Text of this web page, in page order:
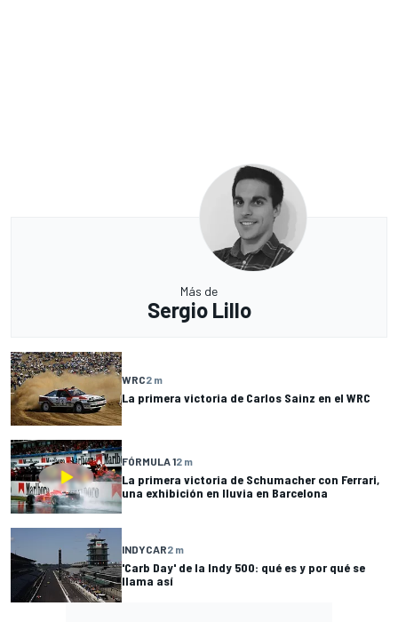
Más de
Sergio Lillo
WRC2 m
La primera victoria de Carlos Sainz en el WRC
FÓRMULA 12 m
La primera victoria de Schumacher con Ferrari,
una exhibición en lluvia en Barcelona
INDYCAR2 m
'Carb Day' de la Indy 500: qué es y por qué se
llama así